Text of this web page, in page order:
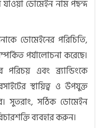
যাওয়া ডোমেইন নাম পছন্দ
ডোমেইনের পরিচিতি,
পর্যালোচনা করেছে।
এবং ব্র্যান্ডিংকে
স্থায়িত্ব ও উপযুক্ত
সুতরাং, সঠিক ডোমেইন
ব্যবহার করুন।